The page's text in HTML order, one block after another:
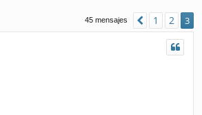
e
45 mensajes Anterior
1 2 3